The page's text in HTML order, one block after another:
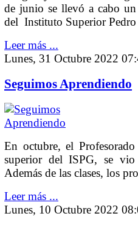
de junio se llevó a cabo un
del Instituto Superior Pedro
Leer más ...
Lunes, 31 Octubre 2022
Seguimos Aprendiendo
En octubre, el
superior del ISPG, se vio
Además de las clases, los
Leer más ...
Lunes, 10 Octubre 2022